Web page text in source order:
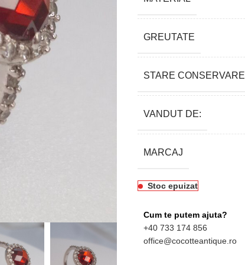
GREUTATE
STARE CONSERVARE
VANDUT DE:
MARCAJ
Stoc epuizat
Cum te putem ajuta?
+40 733 174 856
office@cocotteantique.ro